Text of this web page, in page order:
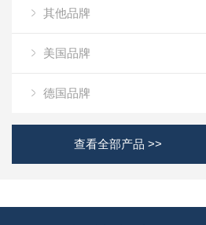
其他品牌
美国品牌
德国品牌
查看全部产品 >>